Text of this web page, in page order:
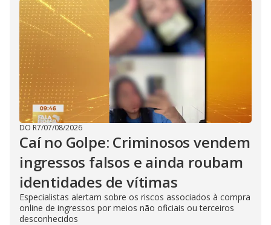
DO R7/07/08/2026
Caí no Golpe: Criminosos vendem
ingressos falsos e ainda roubam
identidades de vítimas
Especialistas alertam sobre os riscos associados à compra
online de ingressos por meios não oficiais ou terceiros
desconhecidos